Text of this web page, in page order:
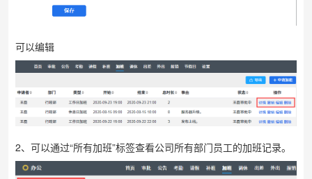
可以编辑
2、可以通过“所有加班”标签查看公司所有部门员工的加班记录。